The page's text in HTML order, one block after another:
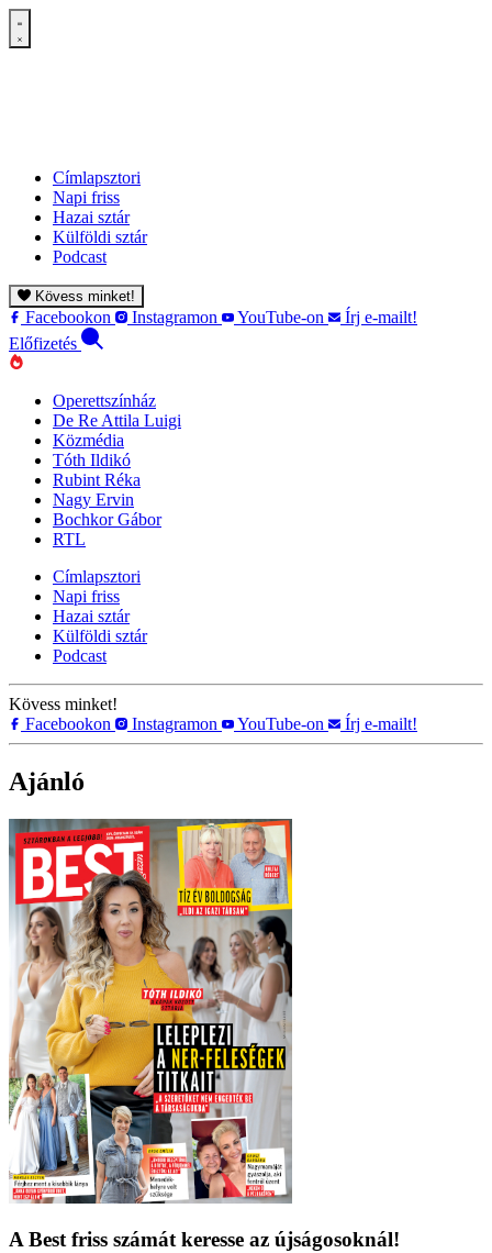
Címlapsztori
Napi friss
Hazai sztár
Külföldi sztár
Podcast
Kövess minket!
Facebookon Instagramon YouTube-on
Írj e-mailt!
Előfizetés
Operettszínház
De Re Attila Luigi
Közmédia
Tóth Ildikó
Rubint Réka
Nagy Ervin
Bochkor Gábor
RTL
Címlapsztori
Napi friss
Hazai sztár
Külföldi sztár
Podcast
Kövess minket!
Facebookon
Instagramon YouTube-on Írj e-mailt!
Ajánló
A Best friss számát keresse az újságosoknál!